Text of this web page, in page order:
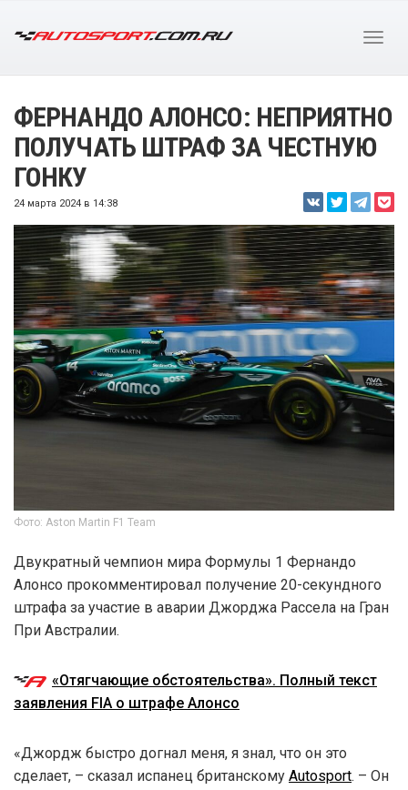
ФЕРНАНДО АЛОНСО: НЕПРИЯТНО
ПОЛУЧАТЬ ШТРАФ ЗА ЧЕСТНУЮ
ГОНКУ
24 марта 2024 в 14:38
Фото: Aston Martin F1 Team
Двукратный чемпион мира Формулы 1 Фернандо
Алонсо прокомментировал получение 20-секундного
штрафа за участие в аварии Джорджа Рассела на Гран
При Австралии.
«Отягчающие обстоятельства». Полный текст
заявления FIA о штрафе Алонсо
«Джордж быстро догнал меня, я знал, что он это
сделает, – сказал испанец британскому Аutosport. – Он